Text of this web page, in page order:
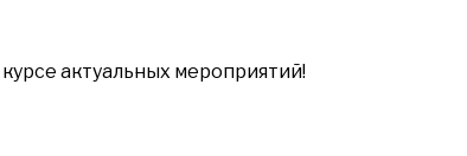
актуальных мероприятий!